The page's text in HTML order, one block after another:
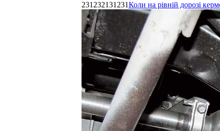
231232131231Коли на рівній дорозі